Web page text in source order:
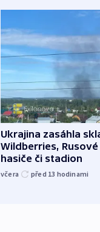
Ukrajina zasáhla
Wildberries,
hasiče či stadion
včera před 13 hodinami